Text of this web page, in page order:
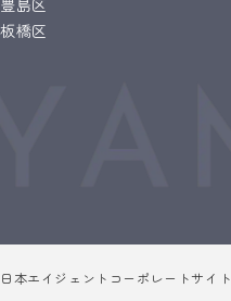
豊島区
板橋区
日本エイジェントコーポレートサイト